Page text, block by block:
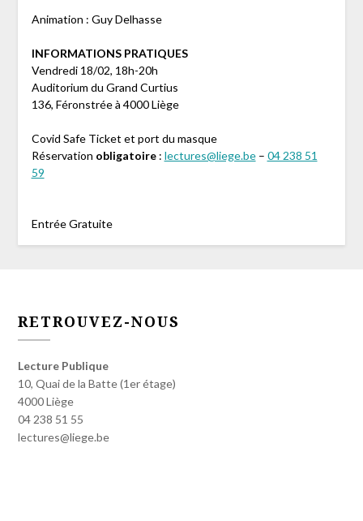
Animation : Guy Delhasse
INFORMATIONS PRATIQUES
Vendredi 18/02, 18h-20h
Auditorium du Grand Curtius
136, Féronstrée à 4000 Liège
Covid Safe Ticket et port du masque
Réservation obligatoire: lectures@liege.be– 04 238 51
59
Entrée Gratuite
RETROUVEZ-NOUS
Lecture Publique
10, Quai de la Batte (1er étage)
4000 Liège
04 238 51 55
lectures@liege.be